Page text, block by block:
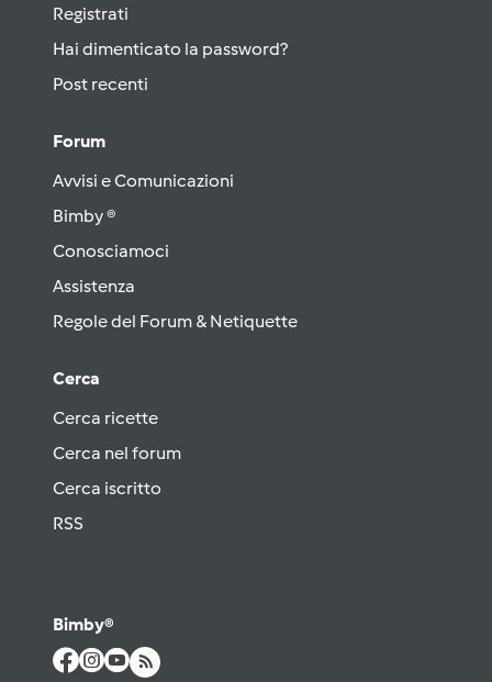
Registrati
Hai dimenticato la password?
Post recenti
Forum
Avvisi e Comunicazioni
Bimby ®
Conosciamoci
Assistenza
Regole del Forum & Netiquette
Cerca
Cerca ricette
Cerca nel forum
Cerca iscritto
RSS
Bimby®